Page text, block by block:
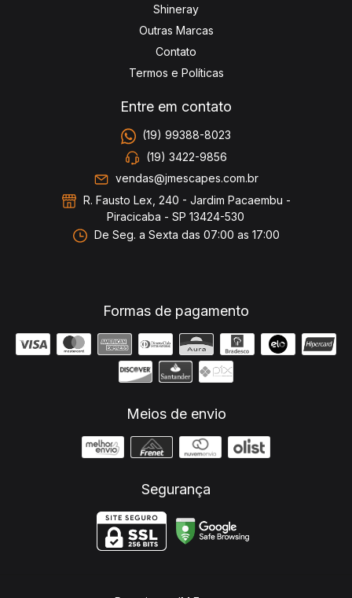
Shineray
Outras Marcas
Contato
Termos e Políticas
Entre em contato
(19) 99388-8023
(19) 3422-9856
vendas@jmescapes.com.br
R. Fausto Lex, 240 - Jardim Pacaembu -
Piracicaba - SP 13424-530
De Seg. a Sexta das 07:00 as 17:00
Formas de pagamento
Meios de envio
Segurança